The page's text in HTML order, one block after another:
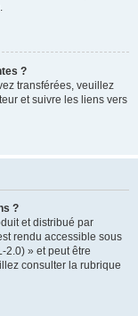
?
transférées, veuillez
et suivre les liens vers
?
et distribué par
rendu accessible sous
2.0) » et peut être
consulter la rubrique